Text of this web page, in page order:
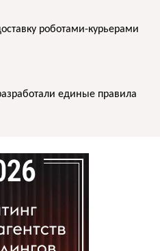
роботами-курьерами
единые правила